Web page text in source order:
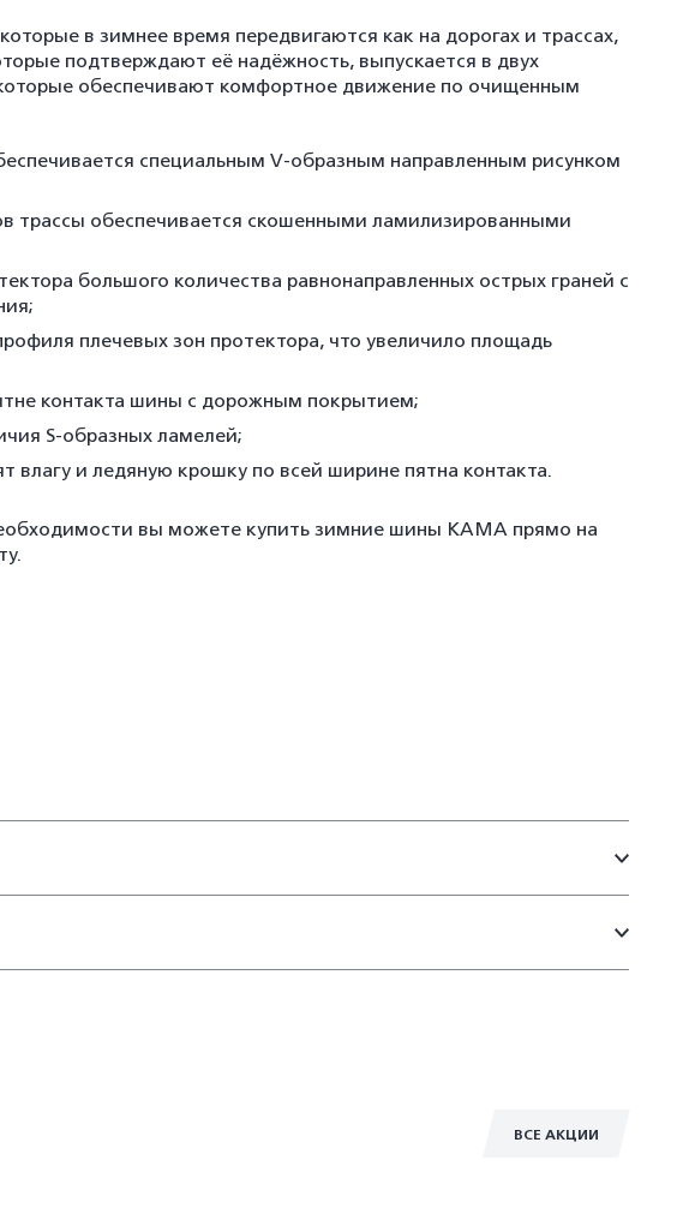
в зимнее время передвигаются как на дорогах и трассах,
подтверждают её надёжность, выпускается в двух
обеспечивают комфортное движение по очищенным
специальным V-образным направленным рисунком
трассы обеспечивается скошенными ламилизированными
большого количества равнонаправленных острых граней с
плечевых зон протектора, что увеличило площадь
контакта шины с дорожным покрытием;
S-образных ламелей;
и ледяную крошку по всей ширине пятна контакта.
вы можете купить зимние шины КАМА прямо на
ВСЕ АКЦИИ